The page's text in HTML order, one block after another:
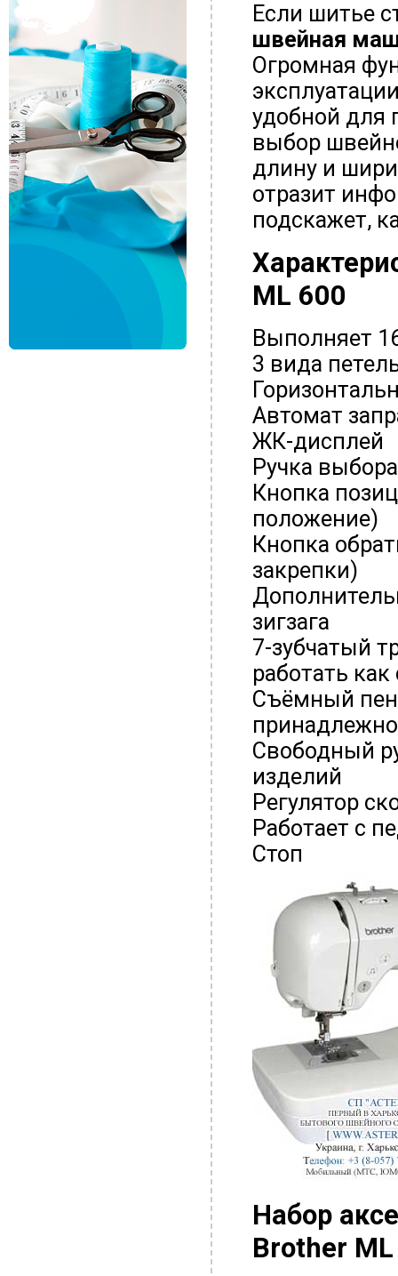
Если шитье
швейная
Огромная
удобной для
выбор
длину и
отразит
подскажет,
ML 600
Выполняет
3 вида
Автомат
ЖК-дисплей
Ручка
Кнопка
положение)
Кнопка
закрепки)
зигзага
7-зубчатый
работать
Съёмный
Свободный
изделий
Регулятор
Работает с
Стоп
Набор
Brother